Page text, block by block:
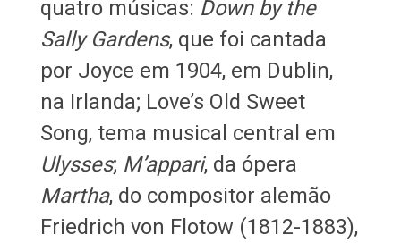
quatro músicas: Down by the
Sally Gardens, que foi cantada
por Joyce em 1904, em Dublin,
na Irlanda; Love’s Old Sweet
Song, tema musical central em
Ulysses; M’appari, da ópera
Martha, do compositor alemão
Friedrich von Flotow (1812-1883),